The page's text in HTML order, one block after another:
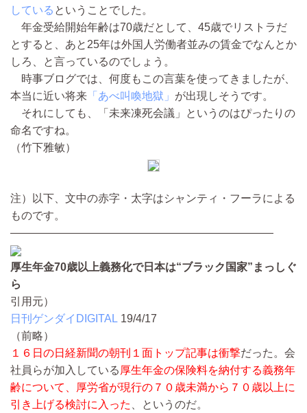
している ということでした。
年金受給開始年齢は70歳だとして、45歳でリストラだ
とすると、あと25年は外国人労働者並みの賃金でなんとか
しろ、と言っているのでしょう。
時事ブログでは、何度もこの言葉を使ってきましたが、
本当に近い将来 「あべ叫喚地獄」 が出現しそうです。
それにしても、「未来凍死会議」というのはぴったりの
命名ですね。
（竹下雅敏）
注）以下、文中の赤字・太字はシャンティ・フーラによる
ものです。
————————————————————————
厚生年金70歳以上義務化で日本は“ブラック国家”まっしぐ
ら
引用元）
日刊ゲンダイDIGITAL 19/4/17
（前略）
１６日の日経新聞の朝刊１面トップ記事は衝撃だった。会
社員らが加入している 厚生年金の保険料を納付する義務年
齢について、厚労省が現行の７０歳未満から７０歳以上に
引き上げる検討に入った
、というのだ。